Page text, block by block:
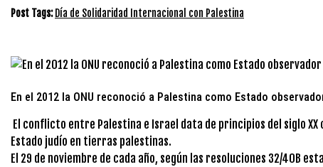
Post Tags: Día de Solidaridad Internacional con Palestina
En el 2012 la ONU reconoció a Palestina como Estado
El conflicto entre Palestina e Israel data de principios del siglo
Estado judío en tierras palestinas.
El 29 de noviembre de cada año, según las resoluciones 32/40B